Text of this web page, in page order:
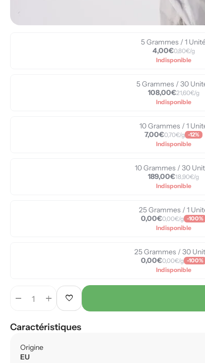
5 Grammes / 1
4,00€0,80€/g
Indisponible
5 Grammes / 30
108,00€21,60€/g
Indisponible
10 Grammes / 1
7,00€0,70€/g -12%
Indisponible
10 Grammes / 30
189,00€18,90€/g
Indisponible
25 Grammes / 1
0,00€0,00€/g -100%
Indisponible
25 Grammes / 30
0,00€0,00€/g -100%
Indisponible
remove add favorite
Caractéristiques
Origine
EU